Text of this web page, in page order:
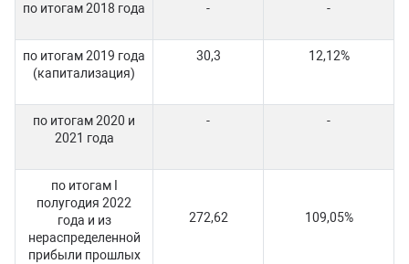
по итогам 2018 года - -
по итогам 2019 года
(капитализация)
30,3 12,12%
по итогам 2020 и
2021 года
- -
по итогам I
полугодия 2022
года и из
нераспределенной
прибыли прошлых
272,62 109,05%